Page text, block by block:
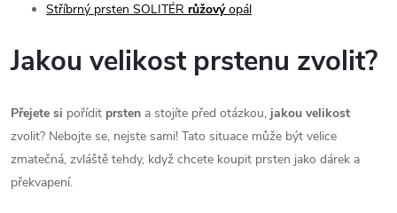
Stříbrný prsten SOLITÉR růžovýopál
Jakou velikost prstenu zvolit?
Přejete si pořídit prsten a stojíte před otázkou, jakou velikost
zvolit? Nebojte se, nejste sami! Tato situace může být velice
zmatečná, zvláště tehdy, když chcete koupit prsten jako dárek a
překvapení.